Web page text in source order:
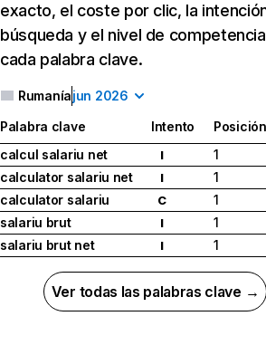
exacto, el coste por clic, la
búsqueda y el nivel de
cada palabra clave.
Rumaníajun 2026
Palabra clave Intento
Posición
calcul salariu net
I
1
calculator salariu net
I
1
calculator salariu
C
1
salariu brut
I
1
salariu brut net
I 1
Ver todas las palabras clave →